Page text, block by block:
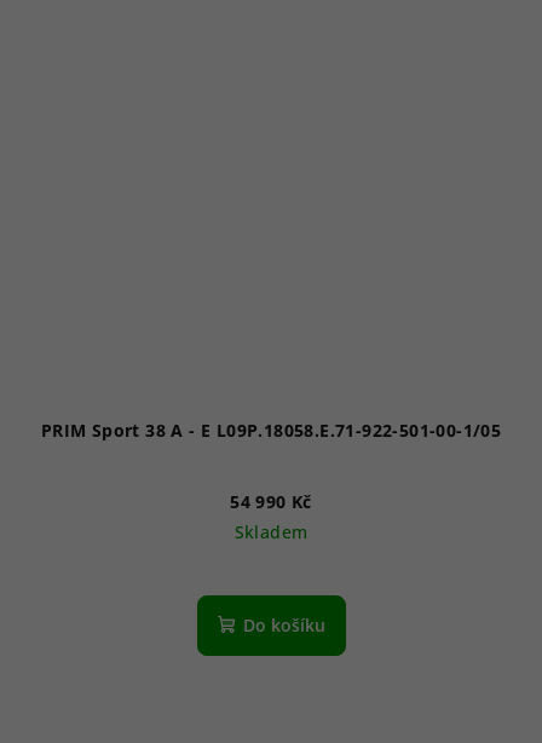
PRIM Sport 38 A - E L09P.18058.E.71-922-501-00-1/05
54 990 Kč
Skladem
Do košíku